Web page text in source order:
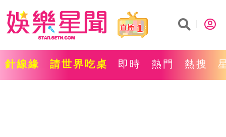
1
針線緣 請世界吃桌 即時 熱門 熱搜